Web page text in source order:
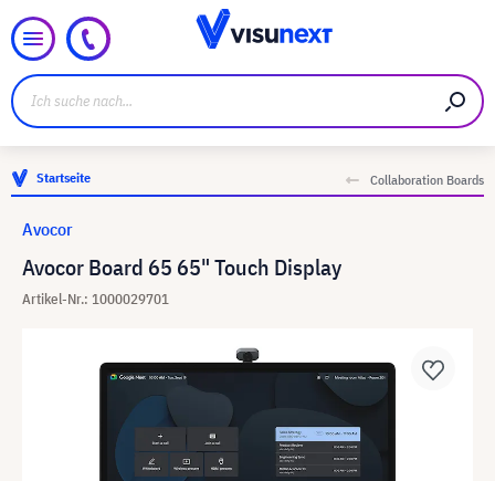
Startseite Collaboration Boards
Avocor Board 65 65" Touch Display
Artikel-Nr.: 1000029701
Avocor